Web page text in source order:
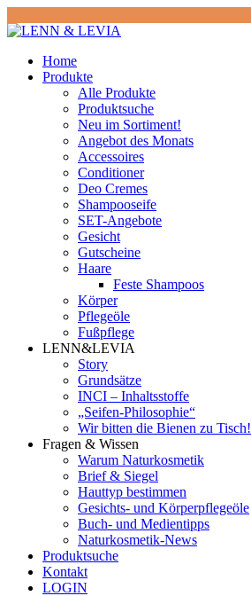
Home
Produkte
Alle Produkte
Produktsuche
Neu im Sortiment!
Angebot des Monats
Accessoires
Conditioner
Deo Cremes
Shampooseife
SET-Angebote
Gesicht
Gutscheine
Haare
Feste Shampoos
Körper
Pflegeöle
Fußpflege
LENN&LEVIA
Story
Grundsätze
INCI – Inhaltsstoffe
„Seifen-Philosophie“
Wir bitten die Bienen zu Tisch!
Fragen & Wissen
Warum Naturkosmetik
Brief & Siegel
Hauttyp bestimmen
Gesichts- und Körperpflegeöle
Buch- und Medientipps
Naturkosmetik-News
Produktsuche
Kontakt
LOGIN